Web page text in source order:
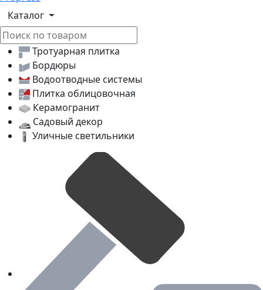
Каталог
Тротуарная плитка
Бордюры
Водоотводные системы
Плитка облицовочная
Керамогранит
Садовый декор
Уличные светильники